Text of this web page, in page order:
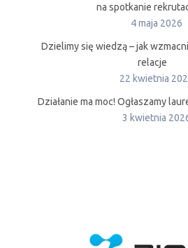
na spotkanie
4 maja 2026
Dzielimy się wiedzą – jak
relacje
22 kwietnia
Działanie ma moc! Ogłaszamy
3 kwietnia